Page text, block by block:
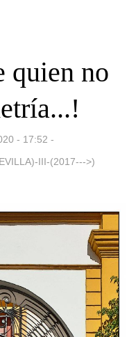
quien no
- 17:52 -
III-(2017--->)